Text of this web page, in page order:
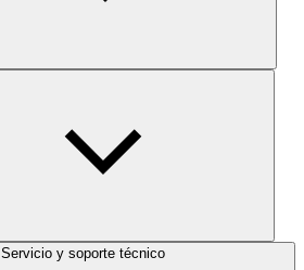
Servicio y soporte técnico